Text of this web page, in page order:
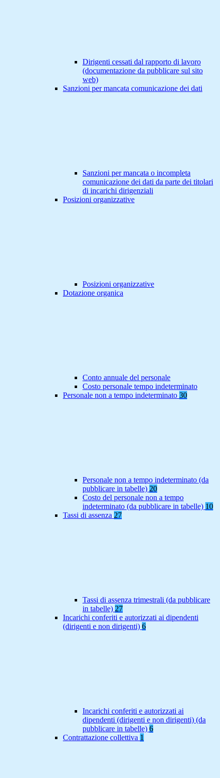
Dirigenti cessati dal rapporto di lavoro
(documentazione da pubblicare sul sito
web)
Sanzioni per mancata comunicazione dei dati
Sanzioni per mancata o incompleta
comunicazione dei dati da parte dei titolari
di incarichi dirigenziali
Posizioni organizzative
Posizioni organizzative
Dotazione organica
Conto annuale del personale
Costo personale tempo indeterminato
Personale non a tempo indeterminato 30
Personale non a tempo indeterminato (da
pubblicare in tabelle) 20
Costo del personale non a tempo
indeterminato (da pubblicare in tabelle) 10
Tassi di assenza 27
Tassi di assenza trimestrali (da pubblicare
in tabelle) 27
Incarichi conferiti e autorizzati ai dipendenti
(dirigenti e non dirigenti) 6
Incarichi conferiti e autorizzati ai
dipendenti (dirigenti e non dirigenti) (da
pubblicare in tabelle) 6
Contrattazione collettiva 1